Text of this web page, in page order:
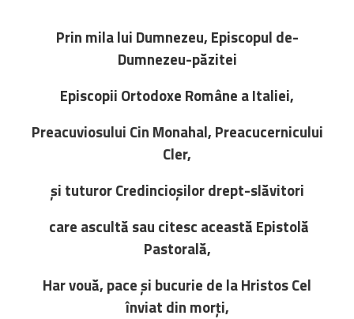
Prin mila lui Dumnezeu, Episcopul de-
Dumnezeu-păzitei
Episcopii Ortodoxe Române a Italiei,
Preacuviosului Cin Monahal, Preacucernicului
Cler,
și tuturor Credincioșilor drept-slăvitori
care ascultă sau citesc această Epistolă
Pastorală,
Har vouă, pace și bucurie de la Hristos Cel
înviat din morți,